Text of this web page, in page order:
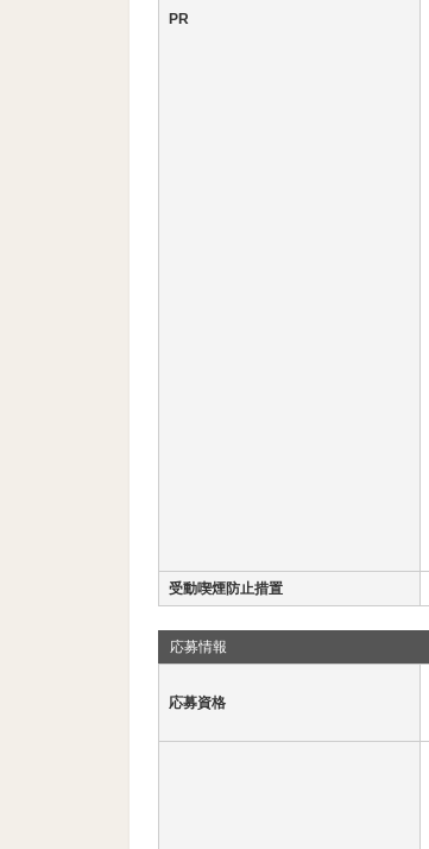
PR
受動喫煙防止措置
応募情報
応募資格